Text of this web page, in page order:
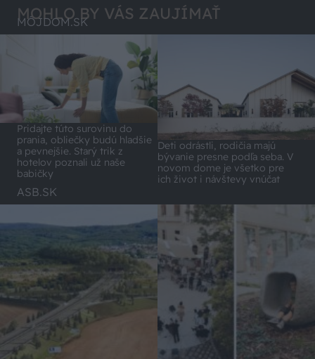
MOHLO BY VÁS ZAUJÍMAŤ
MÔJDOM.SK
Pridajte túto surovinu do
prania, obliečky budú hladšie
a pevnejšie. Starý trik z
hotelov poznali už naše
babičky
Deti odrástli, rodičia majú
bývanie presne podľa seba. V
novom dome je všetko pre
ich život i návštevy vnúčat
ASB.SK